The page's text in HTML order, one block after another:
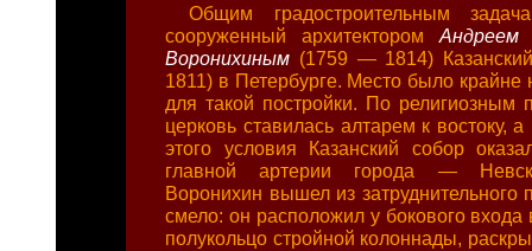
Общим градостроительным
сооруженный архитектором Андреем
Воронихиным (1759 — 1814)
1811) в Петербурге. Место было крайне
для такой постройки. По религиозным
церковь ставилась алтарем к востоку,
этого условия Казанский собор
главной артерии города —
Воронихин вышел из затруднительного
смело: он расположил у бокового
полукольцо стройной колоннады,